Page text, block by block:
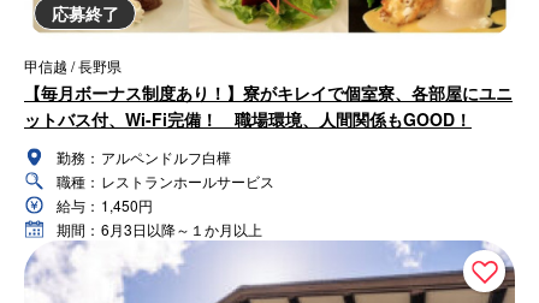
応募終了
甲信越 / 長野県
【毎月ボーナス制度あり！】寮がキレイで個室寮、各部屋にユニ
ットバス付、Wi-Fi完備！ 職場環境、人間関係もGOOD！
勤務： アルペンドルフ白樺
職種： レストランホールサービス
給与： 1,450円
期間： 6月3日以降～１か月以上